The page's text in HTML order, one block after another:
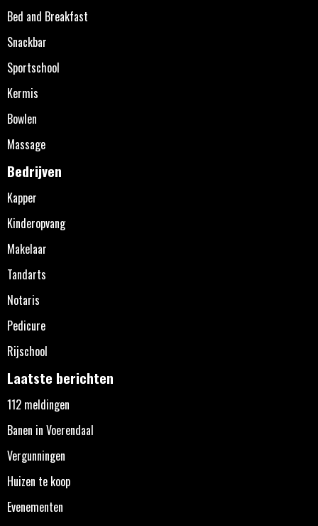
Bed and Breakfast
Snackbar
Sportschool
Kermis
Bowlen
Massage
Bedrijven
Kapper
Kinderopvang
Makelaar
Tandarts
Notaris
Pedicure
Rijschool
Laatste berichten
112 meldingen
Banen in Voerendaal
Vergunningen
Huizen te koop
Evenementen